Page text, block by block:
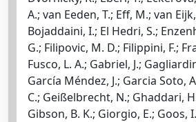
A.; van Eeden, T.; Eff, M.; van
Bojaddaini, I.; El Hedri, S.;
G.; Filipovic, M. D.; Filippini, F.;
Fusco, L. A.; Gabriel, J.;
García Méndez, J.; Garcia Soto,
C.; Geißelbrecht, N.; Ghaddari,
Gibson, B. K.; Giorgio, E.; Goos,